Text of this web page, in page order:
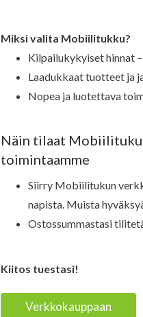
Miksi valita Mobiilitukku?
Kilpailukykyiset hinnat
Laadukkaat tuotteet ja
Nopea ja luotettava
Näin tilaat
toimintaamme
Siirry Mobiilitukun
napista. Muista
Ostossummastasi
Kiitos tuestasi!
Verkkokauppaan